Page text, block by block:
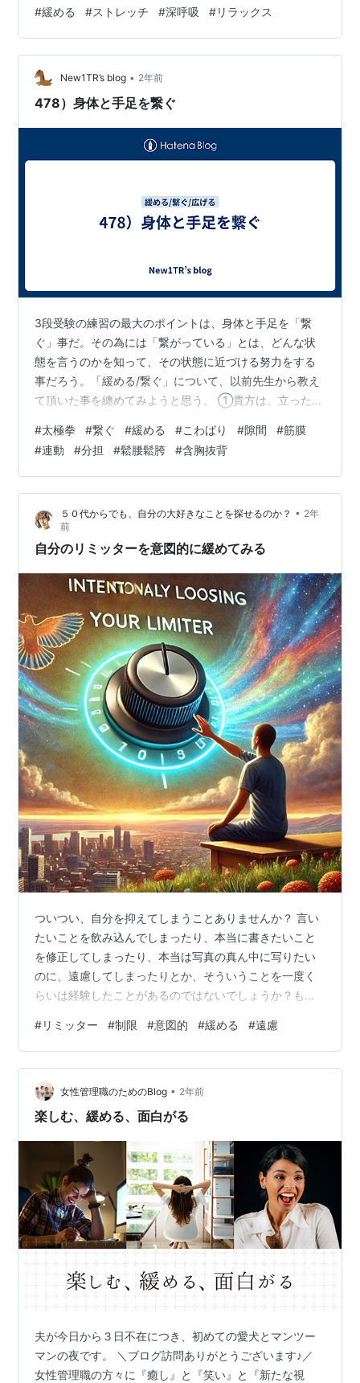
かなか上手く行かなかったりします。 いろんなパターン
がありますが、運動不足の女性の身体って 外側の筋肉ば
かりを使っているので触れる部分の筋肉はカチコチ でも
お腹の中心部分はゆるゆる こんなイメージなんです。 じ
ゃあこのカチコチの筋肉をどうやって緩めるのか？ まず
#緩める #ストレッチ #深呼吸 #リラックス
New1TR’s blog • 2年前
478）身体と手足を繋ぐ
3段受験の練習の最大のポイントは、身体と手足を「繋
ぐ」事だ。その為には「繋がっている」とは、どんな状
態を言うのかを知って、その状態に近づける努力をする
事だろう。「緩める/繋ぐ」について、以前先生から教え
て頂いた事を纏めてみようと思う。 ①貴方は、立った姿
くか意識した事がありますか？きっと両脇を広げる様に
少し肘を張りながら斜め前方に伸ばしているはずです。
脳からの命令でその様に腕を動かした訳ではなく、知ら
ず知らずに、その様に動いてしまったのです。これが
「繋がっている」時の腕の動きです。 ②人間は脳からの
命令で、腕を器用に動かす事が出来る。器用に腕を…
#太極拳 #繋ぐ #緩める #こわばり #隙間 #筋膜
#連動 #分担 #鬆腰鬆胯 #含胸抜背
５０代からでも、自分の大好きなことを探せるのか？ • 2年
前
自分のリミッターを意図的に緩めてみる
ついつい、自分を抑えてしまうことありませんか？ 言い
たいことを飲み込んでしまったり、本当に書きたいこと
を修正してしまったり、本当は写真の真ん中に写りたい
のに、遠慮してしまったりとか、そういうことを一度く
らいは経験したことがあるのではないでしょうか？もし
に譲ってしまったりしたことがある方も、いるかもしれ
ません。 そこまでいかなくても、本当に欲しいものよ
り、ちょっとだけ安いものを選んでしまう、そのくらい
のことは、何度もあるのではないでしょうか？ 日本では
「遠慮」が美徳とされています。自分が自分が！とどん
#リミッター #制限 #意図的 #緩める #遠慮
女性管理職のためのBlog • 2年前
楽しむ、緩める、面白がる
夫が今日から３日不在につき、初めての愛犬とマンツー
マンの夜です。 ＼ブログ訪問ありがとうございます♪／
女性管理職の方々に『癒し』と『笑い』と『新たな視